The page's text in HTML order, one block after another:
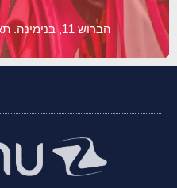
הברוש 11, בנימינה. תאמו מראש וקפצו לבקר.